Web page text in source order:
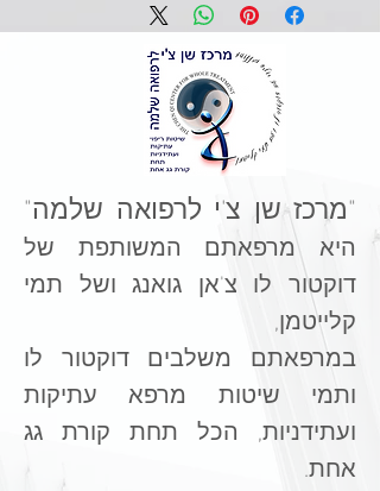
המבצעת
גיבוש המלצות
פגישת סיכום
"מרכז שן צ'י לרפואה שלמה"
היא מרפאתם המשותפת של
דוקטור לו צ'אן גואנג ושל תמי
קלייטמן,
במרפאתם משלבים דוקטור לו
ותמי שיטות מרפא עתיקות
ועתידניות, הכל תחת קורת גג
אחת.